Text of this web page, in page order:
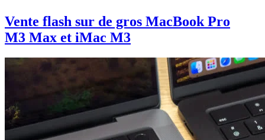
Vente flash sur de gros MacBook Pro
M3 Max et iMac M3